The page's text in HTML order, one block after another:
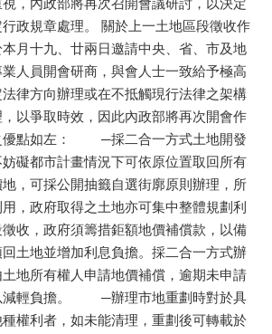
，內政部將再次召開會議研討，以決定
政規章處理。 關於上一土地區段徵收作
月十九、廿兩日邀請中央、省、市及地
人員開會研商，與會人士一致給予極高
律方向辦理或在不抵觸現行法律之架構
以爭取時效，因此內政部將再次開會作
優點如左： ─採二合一方式土地開發
礙都市計畫情況下可依原位置取回所有
，可採公開抽籤自選街廓原則辦理，所
，政府取得之土地亦可集中整體規劃利
，政府須籌措鉅額地價補償款，以備
土地並增加利息負擔。採二合一方式辦
地所有權人申請地價補償，逾期未申請
減輕負擔。 ─辦理市地重劃時對於具
權利者，如未能清理，重劃後可轉載於